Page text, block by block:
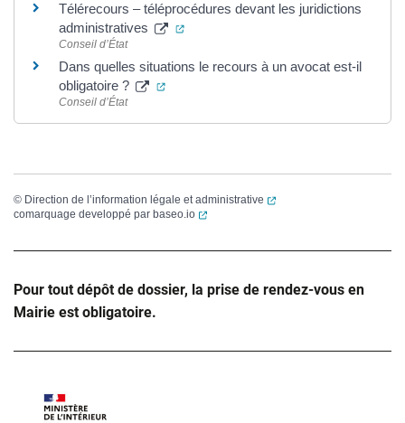
Télérecours – téléprocédures devant les juridictions
administratives
(ouverture dans un nouvel onglet)
Conseil d’État
Dans quelles situations le recours à un avocat est-il
obligatoire ?
(ouverture dans un nouvel onglet)
Conseil d’État
© Direction de l’information légale et administrative
(ouverture dans un
comarquage developpé par baseo.io (ouverture dans un nouvel onglet)
Pour tout dépôt de dossier, la prise de rendez-vous en
Mairie est obligatoire.